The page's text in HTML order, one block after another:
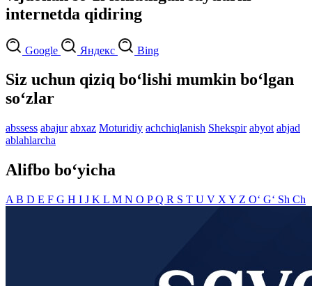
internetda qidiring
Google Яндекс Bing
Siz uchun qiziq bo‘lishi mumkin bo‘lgan
so‘zlar
abssess abajur abxaz Moturidiy achchiqlanish Shekspir abyot abjad
ablahlarcha
Alifbo bo‘yicha
A B D E F G H I J K L M N O PQ R S T U V X Y Z O‘ G‘ Sh Ch